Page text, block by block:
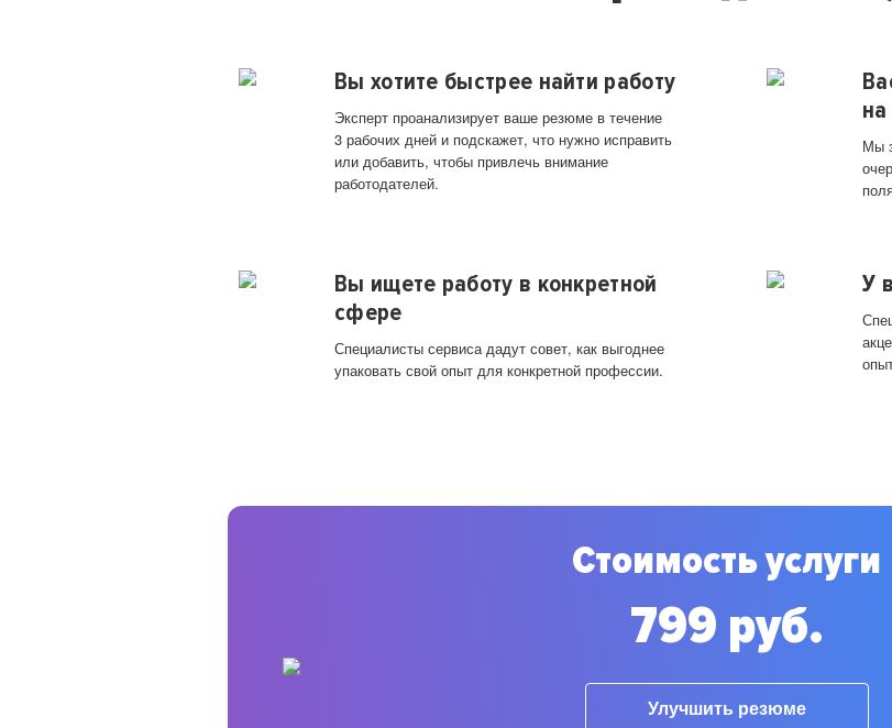
Вы хотите быстрее найти работу
Эксперт проанализирует ваше резюме в течение
3 рабочих дней и подскажет, что нужно исправить
или добавить, чтобы привлечь внимание
работодателей.
Мы
Вы ищете работу в конкретной
сфере
Специалисты сервиса дадут совет, как выгоднее
упаковать свой опыт для конкретной профессии.
У
Стоимость услуги
799 руб.
Улучшить резюме